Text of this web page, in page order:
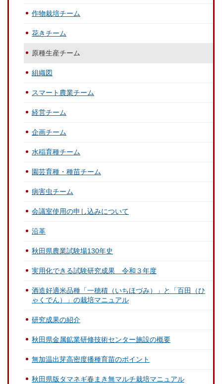
作物栽培チーム
花きチーム
原種生産チーム
組織図
スマート農業チーム
経営チーム
企画チーム
水稲育種チーム
園芸育種・種苗チーム
病害虫チーム
会議室使用の申し込みについて
沿革
秋田県農業試験場130年史
実用化できる試験研究成果 令和３年度
酒造好適米品種「一穂積（いちほづみ）」と「百田（ひ
ゃくでん）」の栽培マニュアル
研究成果の紹介
秋田県金属鉱業研修技術センター施設の概要
無加温出芽高密度播種育苗のポイント
秋田県版タマネギ春まき無マルチ栽培マニュアル